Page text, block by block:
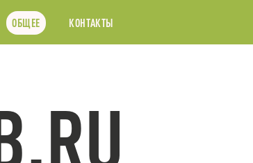
ОБЩЕЕ КОНТАКТЫ